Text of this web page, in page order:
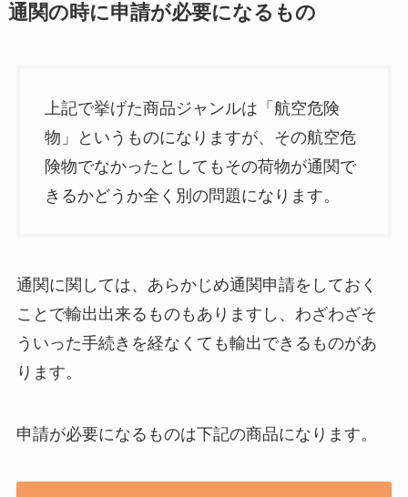
通関の時に申請が必要になるもの
上記で挙げた商品ジャンルは「航空危険
物」というものになりますが、その航空危
険物でなかったとしてもその荷物が通関で
きるかどうか全く別の問題になります。
通関に関しては、あらかじめ通関申請をしておく
ことで輸出出来るものもありますし、わざわざそ
ういった手続きを経なくても輸出できるものがあ
ります。
申請が必要になるものは下記の商品になります。